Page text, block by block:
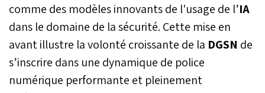
comme des modèles innovants de l'usage de l’IA
dans le domaine de la sécurité. Cette mise en
avant illustre la volonté croissante de la DGSN de
s’inscrire dans une dynamique de police
numérique performante et pleinement